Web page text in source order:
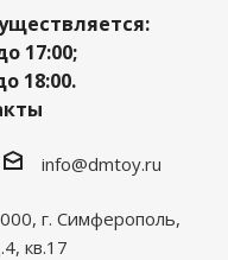
17:00;
18:00.
info@dmtoy.ru
г. Симферополь,
кв.17